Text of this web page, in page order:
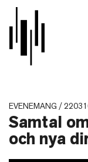
EVENEMANG /
Samtal
och nya